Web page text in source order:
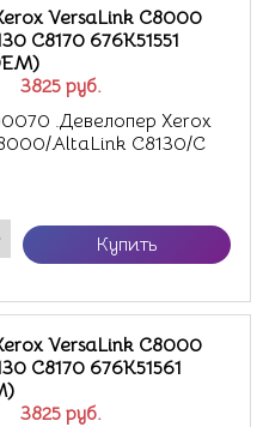
3825 руб.
VersaLink C8000
C8170 676K51551
.Девелопер Xerox
AltaLink C8130/C
Купить
3825 руб.
VersaLink C8000
C8170 676K51561